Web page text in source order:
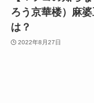
ろう京華楼）麻
は？
2022年8月27日